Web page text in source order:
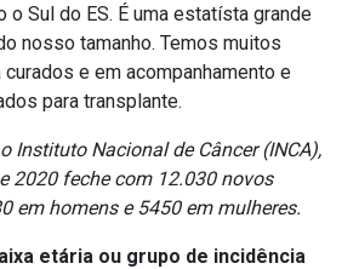
o Sul do ES. É uma estatísta grande
nosso tamanho. Temos muitos
e em acompanhamento e
para transplante.
Instituto Nacional de Câncer (INCA),
2020 feche com 12.030 novos
em homens e 5450 em mulheres.
etária ou grupo de incidência